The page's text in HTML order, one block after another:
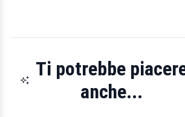
Ti potrebbe
anche...